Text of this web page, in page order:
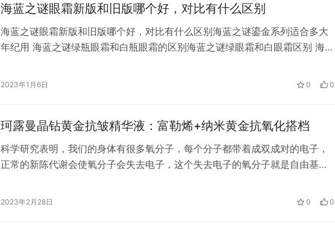
海蓝之谜眼霜新版和旧版哪个好，对比有什么区别
海蓝之谜眼霜新版和旧版哪个好，对比有什么区别海蓝之谜鎏金系列适合多大
年纪用 海蓝之谜绿瓶眼霜和白瓶眼霜的区别海蓝之谜绿眼霜和白眼霜区别 海蓝
的区别40-50岁眼霜哪个牌子好 全球眼霜排名十大眼霜排名海蓝之谜眼霜白瓶
2023年1月6日 0 0
珂露曼晶钻黄金抗皱精华液：富勒烯+纳米黄金抗氧化搭档
科学研究表明，我们的身体有很多氧分子，每个分子都带着成双成对的电子，
正常的新陈代谢会使氧分子会失去电子，这个失去电子的氧分子就是自由基，
2023年2月28日 0 0